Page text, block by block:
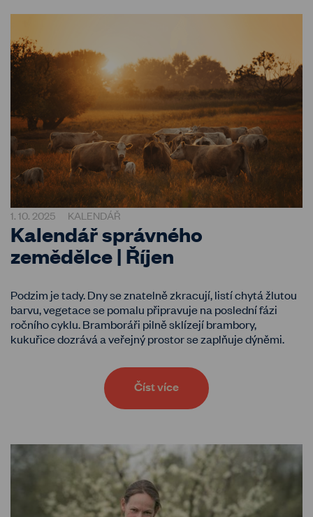
1. 10. 2025 KALENDÁŘ
Kalendář správného
zemědělce | Říjen
Podzim je tady. Dny se znatelně zkracují, listí chytá žlutou
barvu, vegetace se pomalu připravuje na poslední fázi
ročního cyklu. Bramboráři pilně sklízejí brambory,
kukuřice dozrává a veřejný prostor se zaplňuje dýněmi.
Číst více